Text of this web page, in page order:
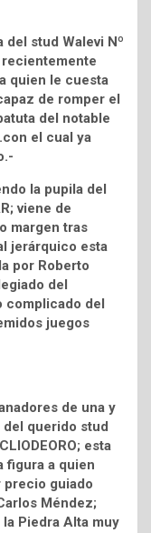
stud Walevi Nº
quien le cuesta
de romper el
del notable
el cual ya
la pupila del
viene de
margen tras
jerárquico esta
por Roberto
del
complicado del
juegos
de una y
querido stud
esta
figura a quien
precio guiado
Méndez;
Piedra Alta muy